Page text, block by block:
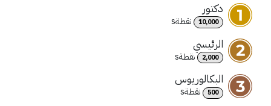
دكتور
10,000 نقطةs
الرئيسي
2,000 نقطةs
البكالوريوس
500 نقطةs